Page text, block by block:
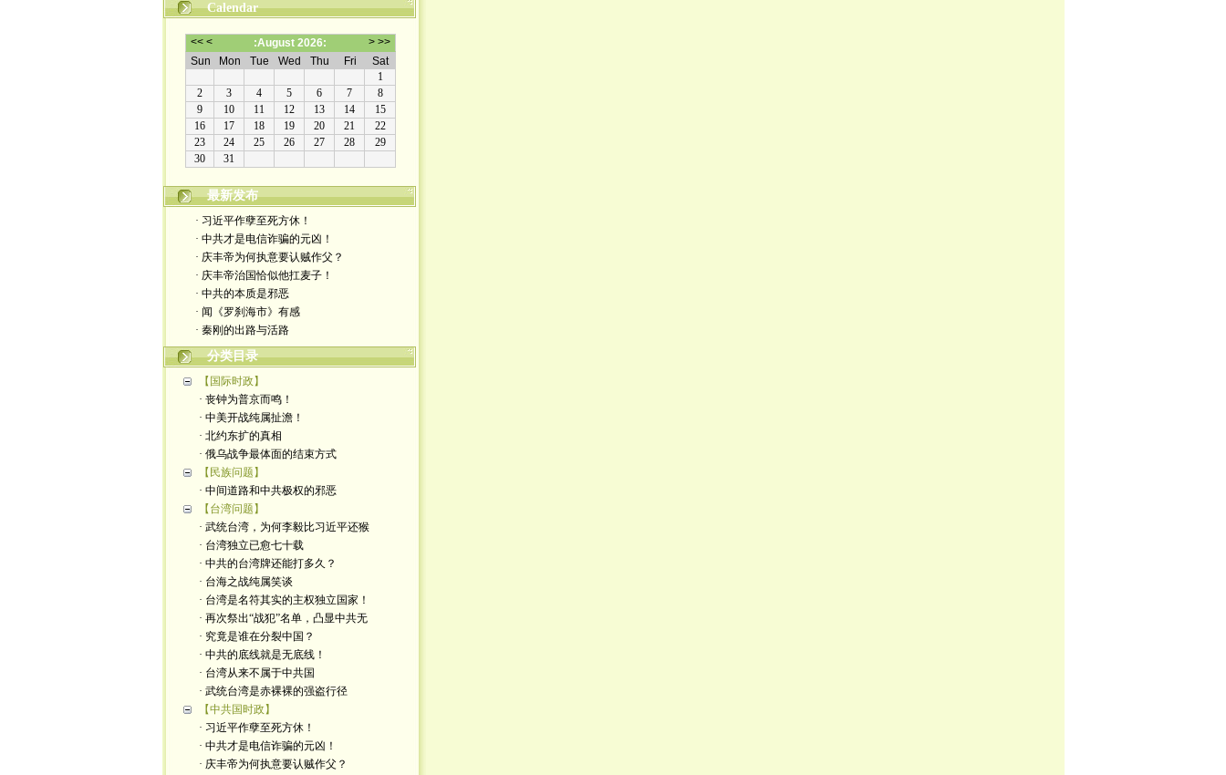
Calendar
最新发布
· 习近平作孽至死方休！
· 中共才是电信诈骗的元凶！
· 庆丰帝为何执意要认贼作父？
· 庆丰帝治国恰似他扛麦子！
· 中共的本质是邪恶
· 闻《罗刹海市》有感
· 秦刚的出路与活路
分类目录
【国际时政】
· 丧钟为普京而鸣！
· 中美开战纯属扯澹！
· 北约东扩的真相
· 俄乌战争最体面的结束方式
【民族问题】
· 中间道路和中共极权的邪恶
【台湾问题】
· 武统台湾，为何李毅比习近平还猴
· 台湾独立已愈七十载
· 中共的台湾牌还能打多久？
· 台海之战纯属笑谈
· 台湾是名符其实的主权独立国家！
· 再次祭出“战犯”名单，凸显中共无
· 究竟是谁在分裂中国？
· 中共的底线就是无底线！
· 台湾从来不属于中共国
· 武统台湾是赤裸裸的强盗行径
【中共国时政】
· 习近平作孽至死方休！
· 中共才是电信诈骗的元凶！
· 庆丰帝为何执意要认贼作父？